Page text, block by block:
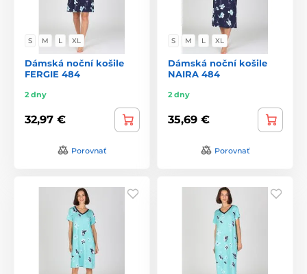
S M L XL
Dámská noční košile
FERGIE 484
2 dny
32,97 €
Porovnať
S M L XL
Dámská noční košile
NAIRA 484
2 dny
35,69 €
Porovnať